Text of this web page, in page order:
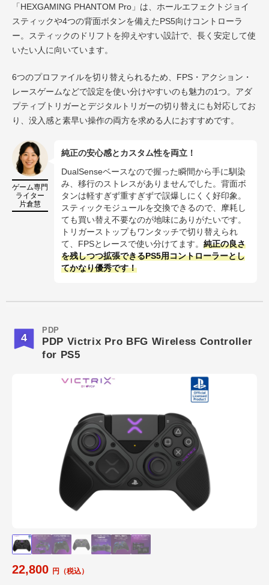
「HEXGAMING PHANTOM Pro」は、ホールエフェクトジョイ
スティックや4つの背面ボタンを備えたPS5向けコントローラ
ー。スティックのドリフトを抑えやすい設計で、長く安定して使
いたい人に向いています。
6つのプロファイルを切り替えられるため、FPS・アクション・
レースゲームなどで設定を使い分けやすいのも魅力の1つ。アダ
プティブトリガーとデジタルトリガーの切り替えにも対応してお
り、没入感と素早い操作の両方を求める人におすすめです。
ゲーム専門
ライター
片倉慧
純正の安心感とカスタム性を両立！
DualSenseベースなので握った瞬間から手に馴染
み、移行のストレスがありませんでした。背面ボ
タンは軽すぎず重すぎずで誤爆しにくく好印象。
スティックモジュールを交換できるので、摩耗し
ても買い替え不要なのが地味にありがたいです。
トリガーストップもワンタッチで切り替えられ
て、FPSとレースで使い分けてます。 純正の良さ
を残しつつ拡張できるPS5用コントローラーとし
てかなり優秀です！
4
PDP
PDP Victrix Pro BFG Wireless Controller
for PS5
22,800